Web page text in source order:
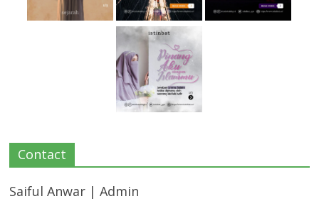
Contact
Saiful Anwar | Admin